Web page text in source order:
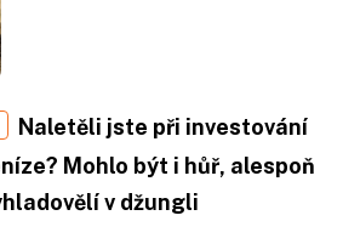
Naletěli jste při investování
Mohlo být i hůř, alespoň
v džungli